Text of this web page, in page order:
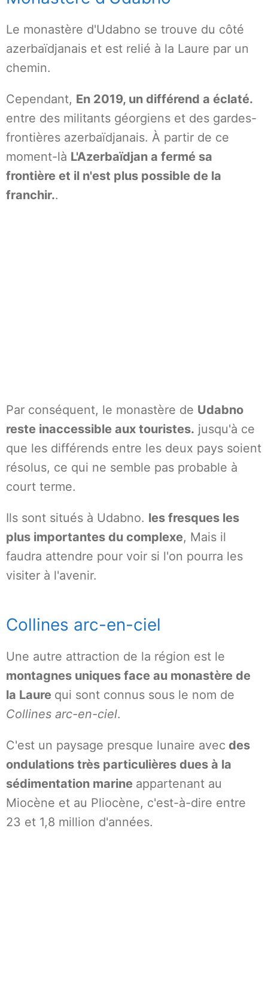
Le monastère d'Udabno se trouve du côté
azerbaïdjanais et est relié à la Laure par un
chemin.
Cependant, En 2019, un différend a éclaté.
entre des militants géorgiens et des gardes-
frontières azerbaïdjanais. À partir de ce
moment-là L'Azerbaïdjan a fermé sa
frontière et il n'est plus possible de la
franchir..
Par conséquent, le monastère de Udabno
reste inaccessible aux touristes. jusqu'à ce
que les différends entre les deux pays soient
résolus, ce qui ne semble pas probable à
court terme.
Ils sont situés à Udabno. les fresques les
plus importantes du complexe, Mais il
faudra attendre pour voir si l'on pourra les
visiter à l'avenir.
Collines arc-en-ciel
Une autre attraction de la région est le
montagnes uniques face au monastère de
la Laure qui sont connus sous le nom de
Collines arc-en-ciel.
C'est un paysage presque lunaire avec des
ondulations très particulières dues à la
sédimentation marine appartenant au
Miocène et au Pliocène, c'est-à-dire entre
23 et 1,8 million d'années.